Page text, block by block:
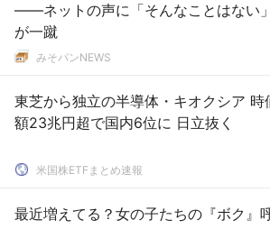
――ネットの声に「そんなことはない
が一蹴
みそパンNEWS
東芝から独立の半導体・キオクシア 時
額23兆円超で国内6位に 日立抜く
米国株ETFまとめ速報
最近増えてる？女の子たちの『ボク』